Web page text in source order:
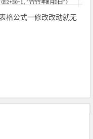
格公式一修改改动就无